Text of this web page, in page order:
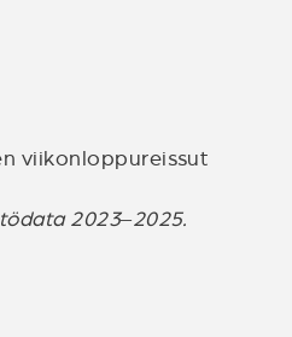
viikonloppureissut
2023–2025.